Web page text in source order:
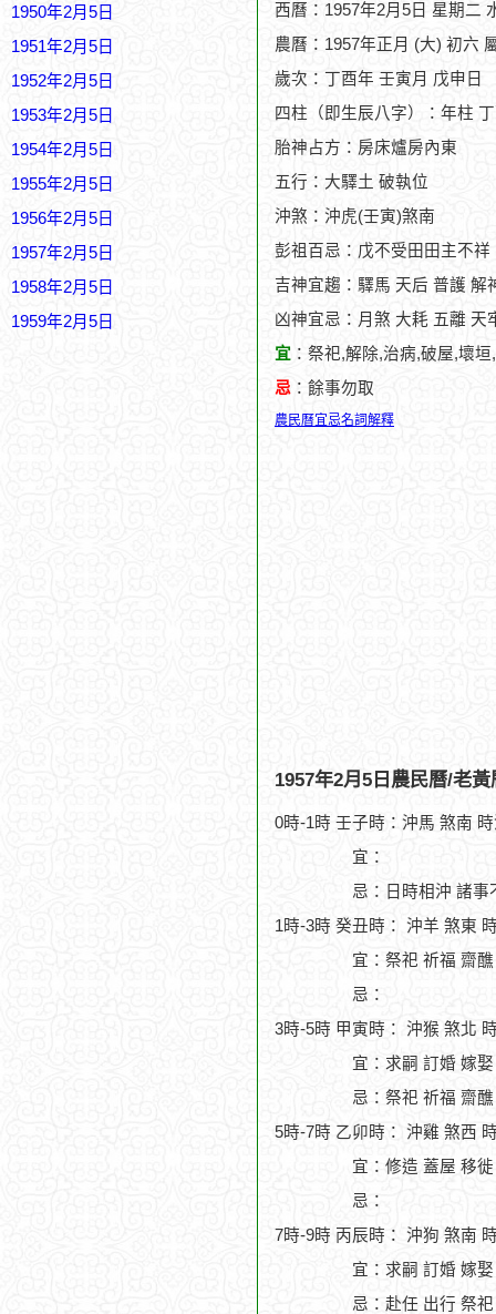
1950年2月5日
1951年2月5日
1952年2月5日
1953年2月5日
1954年2月5日
1955年2月5日
1956年2月5日
1957年2月5日
1958年2月5日
1959年2月5日
西曆：1957年2月5日 星期二
農曆：1957年正月 (大) 初六
歲次：丁酉年 壬寅月 戊申日
四柱（即生辰八字）：年柱
胎神占方：房床爐房內東
五行：大驛土 破執位
沖煞：沖虎(壬寅)煞南
彭祖百忌：戊不受田田主不
吉神宜趨：驛馬 天后 普護 解
凶神宜忌：月煞 大耗 五離 天
宜 ：祭祀,解除,治病,破屋,壞垣
忌 ：餘事勿取
農民曆宜忌名詞解釋
1957年2月5日農民曆/老
0時-1時 壬子時：沖馬 煞南
宜：
忌：日時相沖 諸事
1時-3時 癸丑時： 沖羊 煞東
宜：祭祀 祈福 齋
忌：
3時-5時 甲寅時： 沖猴 煞北
宜：求嗣 訂婚 嫁
忌：祭祀 祈福 齋
5時-7時 乙卯時： 沖雞 煞西
宜：修造 蓋屋 移
忌：
7時-9時 丙辰時： 沖狗 煞南
宜：求嗣 訂婚 嫁
忌：赴任 出行 祭